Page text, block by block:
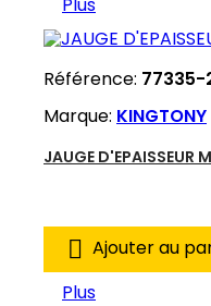
Référence: 77335-
Marque: KINGTONY
JAUGE D'EPAISSEUR
 Ajouter au
Plus